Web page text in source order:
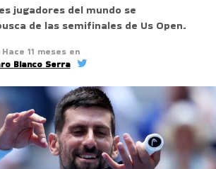
jugadores del mundo se
de las semifinales de Us Open.
Hace 11 meses en
Bianco Serra